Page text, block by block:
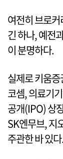
여전히 브로
긴 하나, 예전
이 분명하다.
실제로 키움
코셈, 의료기
공개(IPO) 상
SK엔무브, 지
주관한 바 있다.